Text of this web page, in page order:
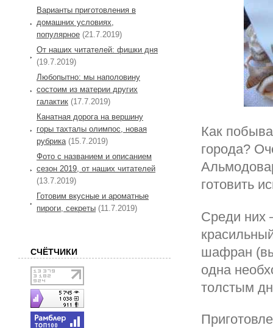
Как
города?
готовить
Среди них
шафран
одна
толстым
Варианты приготовления в
домашних условиях,
популярное (21.7.2019)
От наших читателей: фишки дня
(19.7.2019)
Любопытно: мы наполовину
состоим из материи других
галактик (17.7.2019)
Канатная дорога на вершину
горы тахталы олимпос, новая
рубрика (15.7.2019)
Фото с названием и описанием
сезон 2019, от наших читателей
(13.7.2019)
Готовим вкусные и ароматные
пироги, секреты (11.7.2019)
СЧЁТЧИКИ